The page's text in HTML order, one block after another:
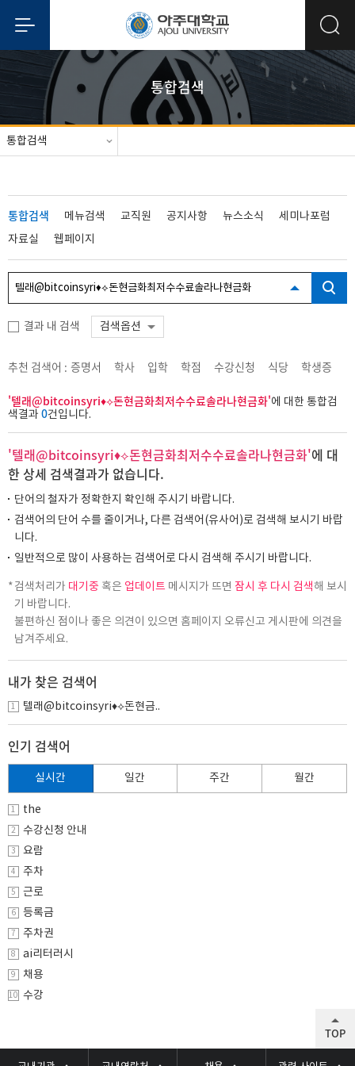
통합검색
통합검색
통합검색 메뉴검색 교직원 공지사항 뉴스소식
세미나포럼
자료실
웹페이지
결과 내 검색 검색옵션
추천 검색어 : 증명서 학사 입학 학점 수강신청 식당 학생증
'텔래@bitcoinsyri♦⟡돈현금화최저수수료솔라나현금화'에 대한 통합검
색결과 0건입니다.
'텔래@bitcoinsyri♦⟡돈현금화최저수수료솔라나현금화'에 대
한 상세 검색결과가 없습니다.
단어의 철자가 정확한지 확인해 주시기 바랍니다.
검색어의 단어 수를 줄이거나, 다른 검색어(유사어)로 검색해 보시기 바랍
니다.
일반적으로 많이 사용하는 검색어로 다시 검색해 주시기 바랍니다.
검색처리가 대기중 혹은 업데이트 메시지가 뜨면 잠시 후 다시 검색해 보시
기 바랍니다.
불편하신 점이나 좋은 의견이 있으면 홈페이지 오류신고 게시판에 의견을
남겨주세요.
내가 찾은 검색어
1 텔래@bitcoinsyri♦⟡돈현금..
인기 검색어
실시간 일간 주간 월간
1 the
2 수강신청 안내
3 요람
4 주차
5 근로
6 등록금
7 주차권
8 ai리터러시
9 채용
10 수강
TOP